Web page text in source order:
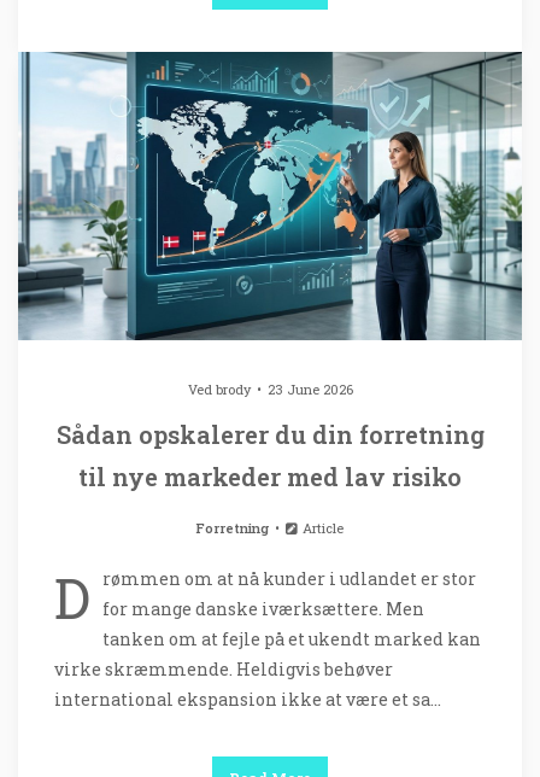
Ved brody 23 June 2026
Sådan opskalerer du din forretning
til nye markeder med lav risiko
Forretning Article
D
rømmen om at nå kunder i udlandet er stor
for mange danske iværksættere. Men
tanken om at fejle på et ukendt marked kan
virke skræmmende. Heldigvis behøver
international ekspansion ikke at være et sa…